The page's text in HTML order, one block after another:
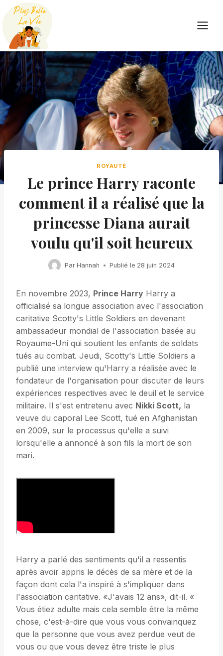
Skip
content
ROYAUTÉ
Le prince Harry raconte
comment il a réalisé que la
princesse Diana aurait
voulu qu'il soit heureux
Par Hannah Publié le 28 juin 2024
En novembre 2023, Prince Harry Harry a
officialisé sa longue association avec l'association
caritative Scotty's Little Soldiers en devenant
ambassadeur mondial de l'association basée au
Royaume-Uni qui soutient les enfants de soldats
tués au combat. Jeudi, Scotty's Little Soldiers a
publié une interview qu'Harry a réalisée avec le
fondateur de l'organisation pour discuter de leurs
expériences respectives avec le deuil et le service
militaire. Il s'est entretenu avec Nikki Scott, la
veuve du caporal Lee Scott, tué en Afghanistan
en 2009, sur le processus qu'elle a suivi
lorsqu'elle a annoncé à son fils la mort de son
mari.
Harry a parlé des sentiments qu'il a ressentis
après avoir appris le décès de sa mère et de la
façon dont cela l'a inspiré à s'impliquer dans
l'association caritative. «J'avais 12 ans», dit-il. «
Vous étiez adulte mais cela semble être la même
chose, c'est-à-dire que vous vous convainquez
que la personne que vous avez perdue veut de
vous ou que vous devez être triste le plus